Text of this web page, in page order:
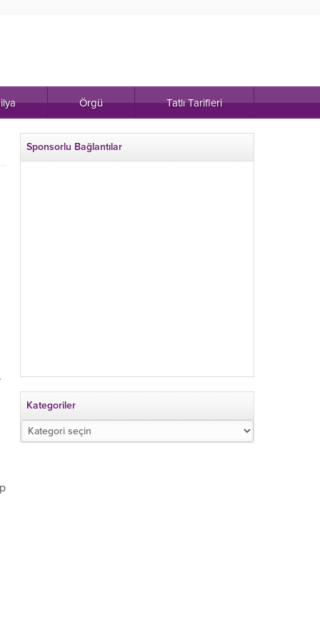
Örgü Tatlı Tarifleri
Sponsorlu Bağlantılar
Kategoriler
Kategoriler